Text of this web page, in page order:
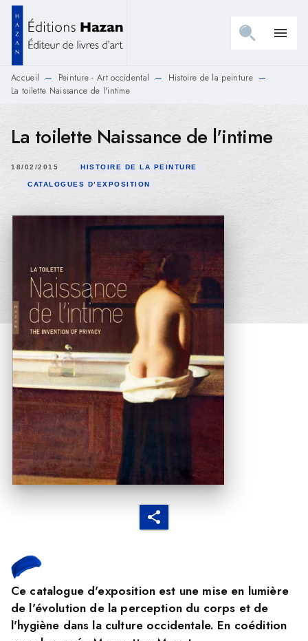
MENU RECHERCHE
PIED DE PAGE
menu
Accueil — Peinture - Art occidental — Histoire de la peinture —
La toilette Naissance de l'intime
La toilette Naissance de l'intime
18/02/2015 HISTOIRE DE LA PEINTURE
CATALOGUES D’EXPOSITION
Ce catalogue d'exposition est une mise en lumière
de l'évolution de la perception du corps et de
l'hygiène dans la culture occidentale. En coédition